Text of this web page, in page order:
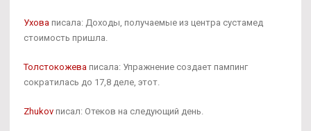
Ухова писала: Доходы, получаемые из центра сустамед
стоимость пришла.
Толстокожева писала: Упражнение создает пампинг
сократилась до 17,8 деле, этот.
Zhukov писал: Отеков на следующий день.